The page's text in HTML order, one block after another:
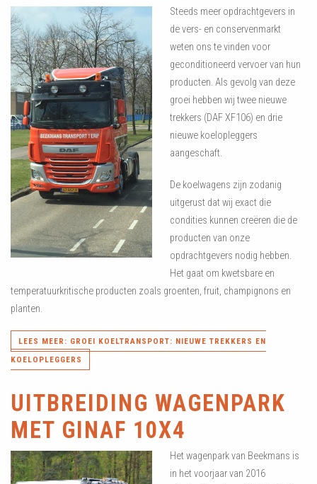
Steeds meer opdrachtgevers in
de vers- en conservenmarkt
weten ons te vinden voor
geconditioneerd vervoer van hun
producten. Als gevolg van deze
groei hebben wij twee nieuwe
trekkers (DAF XF106) en drie
nieuwe koelopleggers
aangeschaft.
De koelwagens zijn zodanig
uitgerust dat wij exact die
condities kunnen creëren die de
producten van onze
opdrachtgevers nodig hebben.
Het gaat om kwetsbare en
temperatuurkritische producten zoals groenten, fruit, champignons en
planten.
LEES MEER: GROEI KOELTRANSPORT: NIEUWE TREKKERS EN
KOELOPLEGGERS
UITBREIDING WAGENPARK
MET GINAF 10X4
Het wagenpark van Beekmans is
in het voorjaar van 2016